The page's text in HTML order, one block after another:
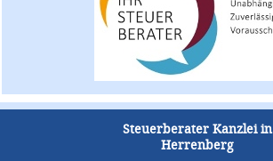
Steuerberater Kanzlei in
Herrenberg